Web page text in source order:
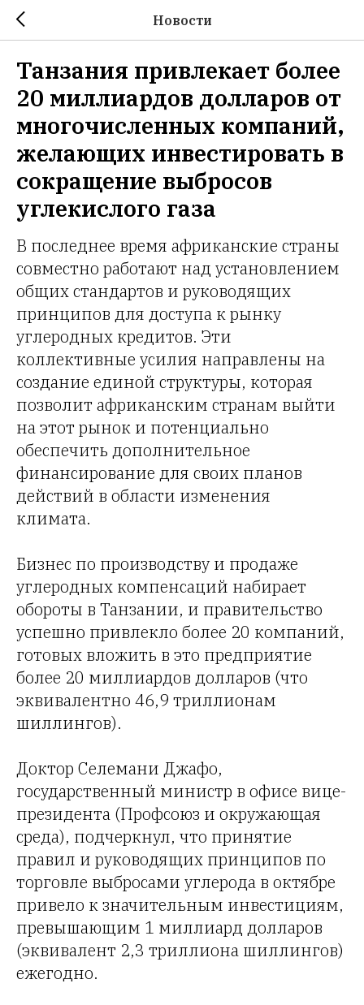
Новости
Танзания привлекает более
20 миллиардов долларов от
многочисленных компаний,
желающих инвестировать в
сокращение выбросов
углекислого газа
В последнее время африканские страны
совместно работают над установлением
общих стандартов и руководящих
принципов для доступа к рынку
углеродных кредитов. Эти
коллективные усилия направлены на
создание единой структуры, которая
позволит африканским странам выйти
на этот рынок и потенциально
обеспечить дополнительное
финансирование для своих планов
действий в области изменения
климата.
Бизнес по производству и продаже
углеродных компенсаций набирает
обороты в Танзании, и правительство
успешно привлекло более 20 компаний,
готовых вложить в это предприятие
более 20 миллиардов долларов (что
эквивалентно 46,9 триллионам
шиллингов).
Доктор Селемани Джафо,
государственный министр в офисе вице-
президента (Профсоюз и окружающая
среда), подчеркнул, что принятие
правил и руководящих принципов по
торговле выбросами углерода в октябре
привело к значительным инвестициям,
превышающим 1 миллиард долларов
(эквивалент 2,3 триллиона шиллингов)
ежегодно.